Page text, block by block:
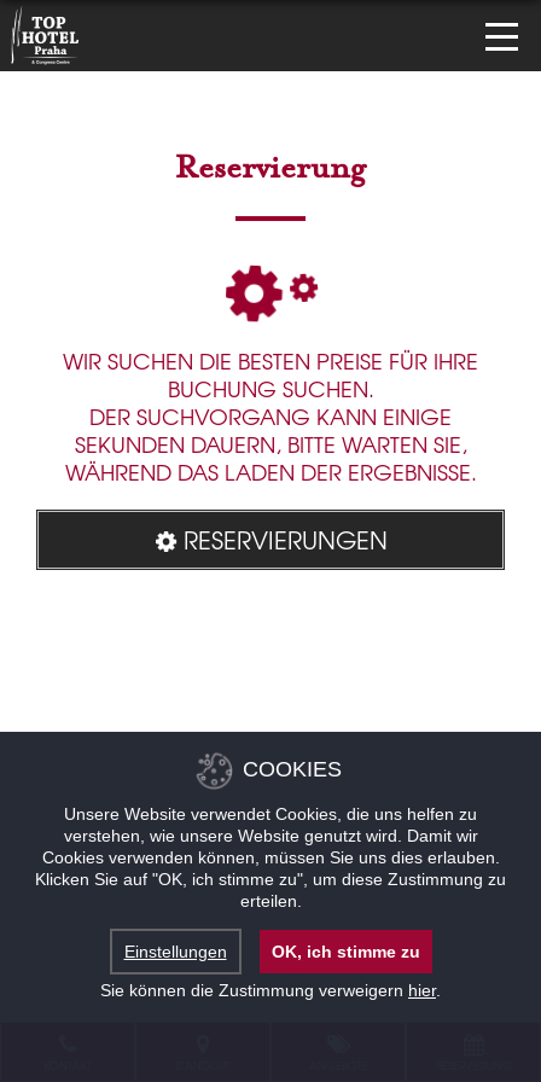
Reservierung
WIR SUCHEN DIE BESTEN PREISE FÜR IHRE
BUCHUNG SUCHEN.
DER SUCHVORGANG KANN EINIGE
SEKUNDEN DAUERN, BITTE WARTEN SIE,
WÄHREND DAS LADEN DER ERGEBNISSE.
RESERVIERUNGEN
COOKIES
Unsere Website verwendet Cookies, die uns helfen zu
verstehen, wie unsere Website genutzt wird. Damit wir
Cookies verwenden können, müssen Sie uns dies erlauben.
Klicken Sie auf "OK, ich stimme zu", um diese Zustimmung zu
erteilen.
Einstellungen
OK, ich stimme zu
Sie können die Zustimmung verweigern hier.